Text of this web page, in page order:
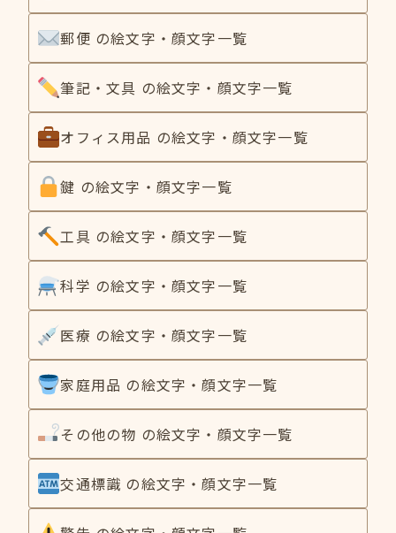
郵便 の絵文字・顔文字一覧
筆記・文具 の絵文字・顔文字一覧
オフィス用品 の絵文字・顔文字一覧
鍵 の絵文字・顔文字一覧
工具 の絵文字・顔文字一覧
科学 の絵文字・顔文字一覧
医療 の絵文字・顔文字一覧
家庭用品 の絵文字・顔文字一覧
その他の物 の絵文字・顔文字一覧
交通標識 の絵文字・顔文字一覧